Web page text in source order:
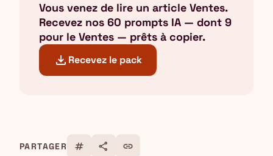
Vous venez de lire un article Ventes.
Recevez nos 60 prompts IA — dont 9
pour le Ventes — prêts à copier.
download Recevez le pack
PARTAGER tag share link